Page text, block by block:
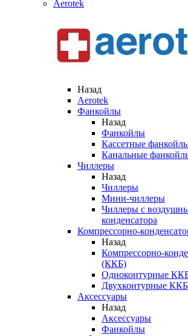
Aerotek
Назад
Aerotek
Фанкойлы
Назад
Фанкойлы
Кассетные
Канальные
Чиллеры
Назад
Чиллеры
Мини-чиллеры
Чиллеры с
конденсатора
Компрессорно-
Назад
Компрессорно-
(ККБ)
Одноконтурные
Двухконтурные ККБ
Аксессуары
Назад
Аксессуары
Фанкойлы